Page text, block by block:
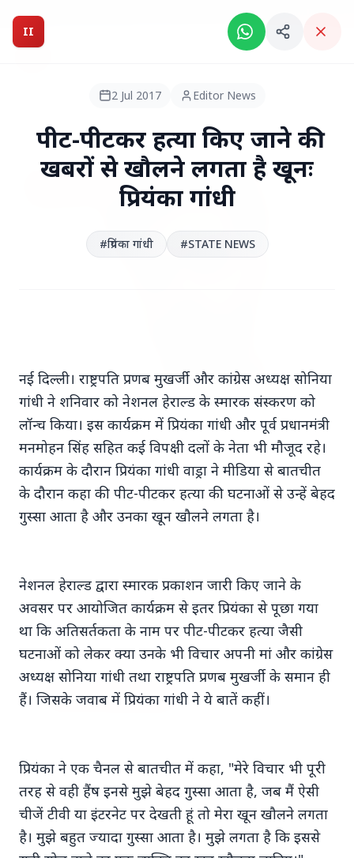
Breaking News: Intelligent India Magazine is now live.
II
HEADLINES
7 Jun 2026
अंशुल कुंचा कौन थे? अमेरिका में
'फर्जी' पिज्जा ऑर्डर डिलीवर करते हुए
भारतीय युवक की गोली मारकर हत्या,
अमेरिका में 'फर्जी' पिज्जा ऑर्डर डिलीवर करते हुए
भारतीय युवक की गोली मारकर हत्या, परिवार का
आरोप - "ट्रैप था" एक चौंकान...
Read Full Story
Top Stories
II
2 Jul 2017 Editor News
पीट-पीटकर हत्या किए जाने की
खबरों से खौलने लगता है खूनः
प्रियंका गांधी
#प्रियंका गांधी #STATE NEWS
नई दिल्ली। राष्ट्रपति प्रणब मुखर्जी और कांग्रेस अध्यक्ष सोनिया
गांधी ने शनिवार को नेशनल हेराल्ड के स्मारक संस्करण को
लॉन्च किया। इस कार्यक्रम में प्रियंका गांधी और पूर्व प्रधानमंत्री
मनमोहन सिंह सहित कई विपक्षी दलों के नेता भी मौजूद रहे।
कार्यक्रम के दौरान प्रियंका गांधी वाड्रा ने मीडिया से बातचीत
के दौरान कहा की पीट-पीटकर हत्या की घटनाओं से उन्हें बेहद
गुस्सा आता है और उनका खून खौलने लगता है।
नेशनल हेराल्ड द्वारा स्मारक प्रकाशन जारी किए जाने के
अवसर पर आयोजित कार्यक्रम से इतर प्रियंका से पूछा गया
था कि अतिसर्तकता के नाम पर पीट-पीटकर हत्या जैसी
घटनाओं को लेकर क्या उनके भी विचार अपनी मां और कांग्रेस
अध्यक्ष सोनिया गांधी तथा राष्ट्रपति प्रणब मुखर्जी के समान ही
हैं। जिसके जवाब में प्रियंका गांधी ने ये बातें कहीं।
प्रियंका ने एक चैनल से बातचीत में कहा, "मेरे विचार भी पूरी
तरह से वही हैंष इनसे मुझे बेहद गुस्सा आता है, जब मैं ऐसी
चीजें टीवी या इंटरनेट पर देखती हूं तो मेरा खून खौलने लगता
है। मुझे बहुत ज्यादा गुस्सा आता है। मुझे लगता है कि इससे